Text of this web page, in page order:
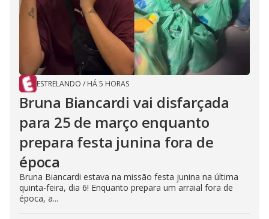
ESTRELANDO / HÁ 5 HORAS
Bruna Biancardi vai disfarçada
para 25 de março enquanto
prepara festa junina fora de
época
Bruna Biancardi estava na missão festa junina na última
quinta-feira, dia 6! Enquanto prepara um arraial fora de
época, a...